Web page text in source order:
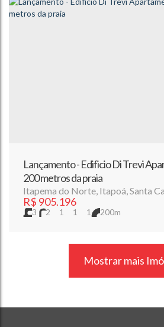
Lançamento - Edificio Di Trevi
200 metros da praia
R$ 905.196
Itapema do Norte, Itapoá,Santa
3 2 1 1 1 200m
Mostrar mais